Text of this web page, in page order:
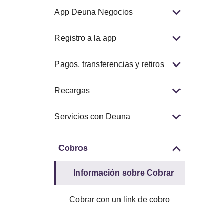
App Deuna Negocios
Registro a la app
Pagos, transferencias y retiros
Recargas
Servicios con Deuna
Cobros
Información sobre Cobrar
Cobrar con un link de cobro